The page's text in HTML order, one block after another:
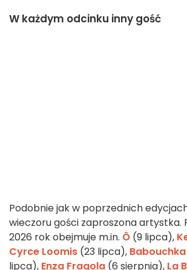
W każdym odcinku inny gość
Podobnie jak w poprzednich
wieczoru gości zaproszona artystka.
2026 rok obejmuje m.in. Ô (9 lipca),
Cyrce Loomis (23 lipca),
lipca), Enza Fragola (6 sierpnia), La